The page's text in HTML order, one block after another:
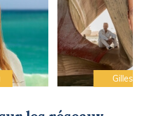
Gilles